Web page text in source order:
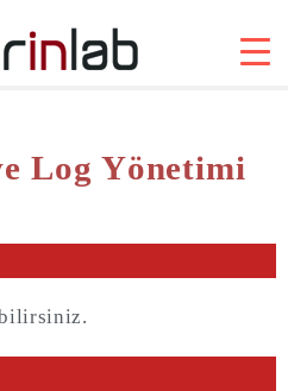
Log Yönetimi